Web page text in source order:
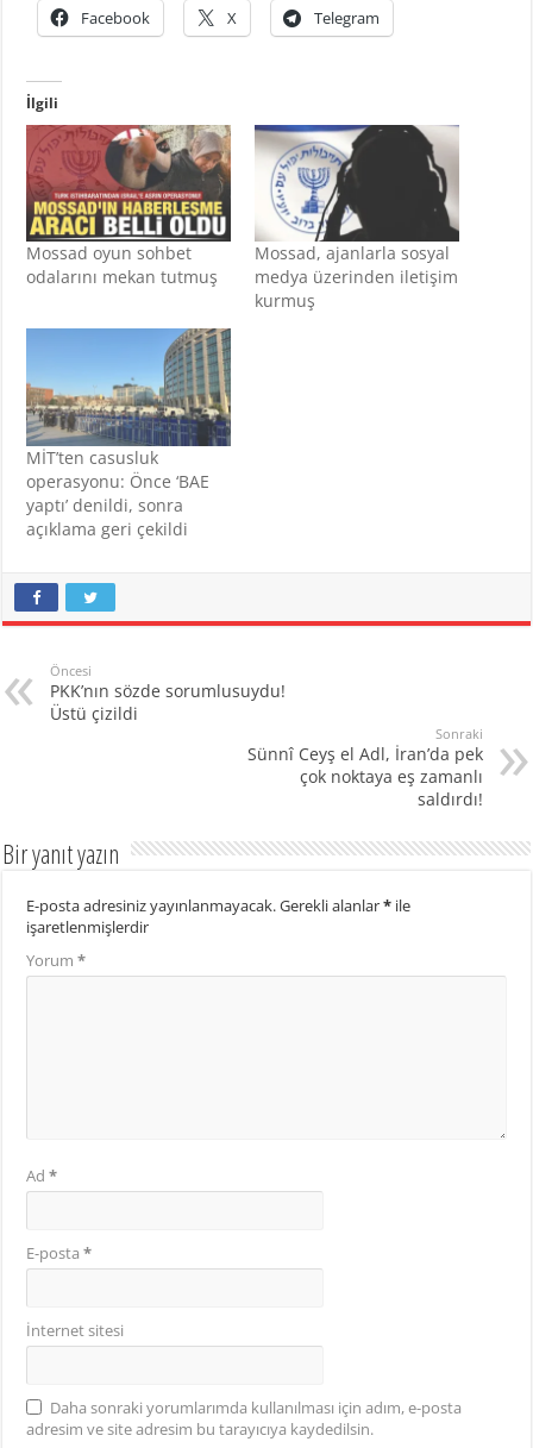
Facebook X Telegram
İlgili
Mossad oyun sohbet
odalarını mekan tutmuş
Mossad, ajanlarla sosyal
medya üzerinden iletişim
kurmuş
MİT’ten casusluk
operasyonu: Önce ‘BAE
yaptı’ denildi, sonra
açıklama geri çekildi
Öncesi
PKK’nın sözde sorumlusuydu!
Üstü çizildi
Sonraki
Sünnî Ceyş el Adl, İran’da pek
çok noktaya eş zamanlı
saldırdı!
Bir yanıt yazın
E-posta adresiniz yayınlanmayacak.Gerekli alanlar* ile
işaretlenmişlerdir
Yorum*
Ad*
E-posta*
İnternet sitesi
Daha sonraki yorumlarımda kullanılması için adım, e-posta
adresim ve site adresim bu tarayıcıya kaydedilsin.